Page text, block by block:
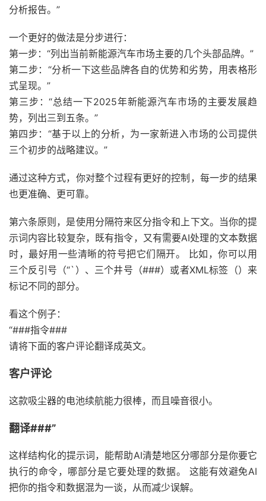
分析报告。”
一个更好的做法是分步进行：
第一步：“列出当前新能源汽车市场主要的几个头部品牌。”
第二步：“分析一下这些品牌各自的优势和劣势，用表格形
式呈现。”
第三步：“总结一下2025年新能源汽车市场的主要发展趋
势，列出三到五条。”
第四步：“基于以上的分析，为一家新进入市场的公司提供
三个初步的战略建议。”
通过这种方式，你对整个过程有更好的控制，每一步的结果
也更准确、更可靠。
第六条原则，是使用分隔符来区分指令和上下文。当你的提
示词内容比较复杂，既有指令，又有需要AI处理的文本数据
时，最好用一些清晰的符号把它们隔开。 比如，你可以用
三个反引号（“`）、三个井号（###）或者XML标签（）来
标记不同的部分。
看这个例子：
“###指令###
请将下面的客户评论翻译成英文。
客户评论
这款吸尘器的电池续航能力很棒，而且噪音很小。
翻译###”
这样结构化的提示词，能帮助AI清楚地区分哪部分是你要它
执行的命令，哪部分是它要处理的数据。 这能有效避免AI
把你的指令和数据混为一谈，从而减少误解。